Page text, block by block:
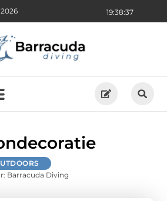
19:38:38
Barracuda Diving